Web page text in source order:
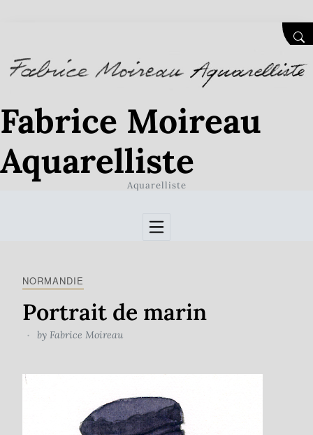
Fabrice Moireau
Aquarelliste
Aquarelliste
NORMANDIE
Portrait de marin
by Fabrice Moireau